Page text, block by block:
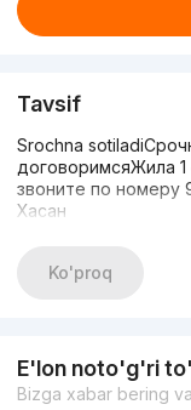
Tavsif
Srochna
договоримсяЖила
звоните по номеру
Хасан
Ko'proq
E'lon noto'g'ri
Bizga xabar bering